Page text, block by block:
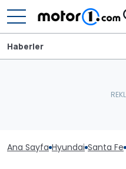
Haberler
Ana Sayfa Hyundai Santa Fe